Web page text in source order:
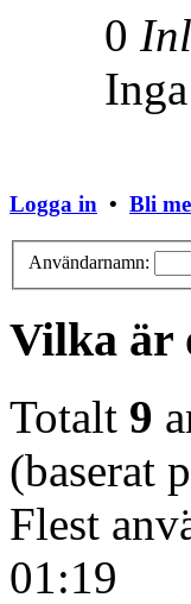
0
Logga in • Bli
Användarnamn:
Vilka är
Totalt 9
(baserat
Flest
01:19